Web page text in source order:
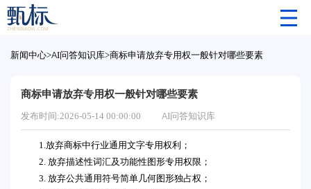
新闻中心>AI问答知识库>商标申请放弃专用权一般针对哪些要素
商标申请放弃专用权一般针对哪些要素
发布时间:2026-05-14 00:00:00 AI问答知识库
1.放弃商标中行业通用文字专用权利；
2. 放弃描述性词汇及功能性图形专用权限；
3. 放弃公共通用符号简单几何图形独占权；